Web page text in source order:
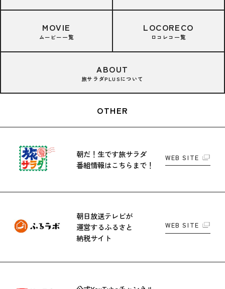
MOVIE
ムービー一覧
LOCORECO
ロコレコ一覧
ABOUT
旅サラダPLUSについて
OTHER
朝だ！生です旅サラダ
番組情報はこちらまで！
WEB SITE
朝日放送テレビが
運営するふるさと
納税サイト
WEB SITE